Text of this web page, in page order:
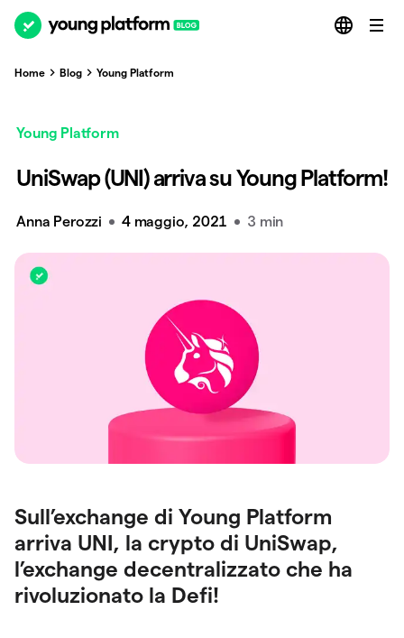
Home Blog Young Platform
Young Platform
UniSwap (UNI) arriva su Young Platform!
Anna Perozzi 4 maggio, 2021 3 min
Sull’exchange di Young Platform
arriva UNI, la crypto di UniSwap,
l’exchange decentralizzato che ha
rivoluzionato la Defi!